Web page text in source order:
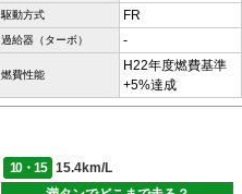
駆動方式 FR
過給器（ターボ） -
燃費性能
H22年度燃費基準
+5%達成
10・15
15.4km/L